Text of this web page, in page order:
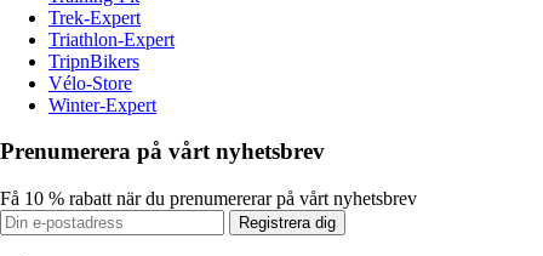
Trek-Expert
Triathlon-Expert
TripnBikers
Vélo-Store
Winter-Expert
Prenumerera på vårt nyhetsbrev
Få 10 % rabatt när du prenumererar på vårt nyhetsbrev
Registrera dig